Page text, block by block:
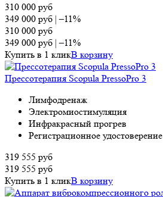
310 000 руб
349 000 руб |–11%
310 000 руб
349 000 руб |–11%
Купить в 1 кликВ корзину
Прессотерапия Scopula PressoPro 3
Лимфодренаж
Электромиостимуляция
Инфракрасный прогрев
Регистрационное удостоверение
319 555 руб
319 555 руб
Купить в 1 кликВ корзину